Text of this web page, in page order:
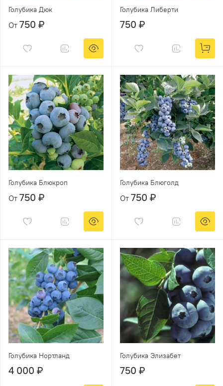
Голубика Дюк
От 750 ₽
Голубика Либерти
750 ₽
Голубика Блюкроп
От 750 ₽
Голубика Блюголд
От 750 ₽
Голубика Нортланд
4 000 ₽
Голубика Элизабет
750 ₽